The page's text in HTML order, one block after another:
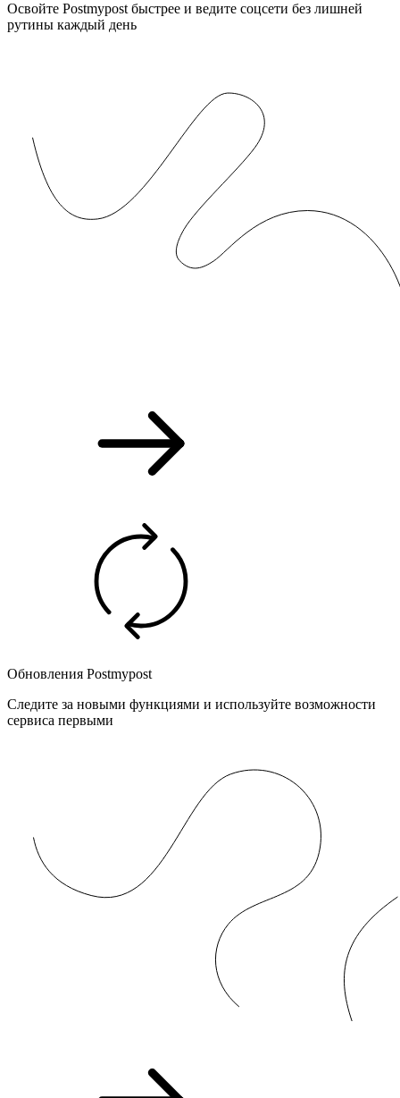
Освойте Postmypost быстрее и ведите соцсети без лишней
рутины каждый день
Обновления Postmypost
Следите за новыми функциями и используйте возможности
сервиса первыми